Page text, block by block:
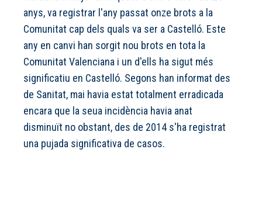
anys, va registrar l'any passat onze brots a la
Comunitat cap dels quals va ser a Castelló. Este
any en canvi han sorgit nou brots en tota la
Comunitat Valenciana i un d'ells ha sigut més
significatiu en Castelló. Segons han informat des
de Sanitat, mai havia estat totalment erradicada
encara que la seua incidència havia anat
disminuït no obstant, des de 2014 s'ha registrat
una pujada significativa de casos.